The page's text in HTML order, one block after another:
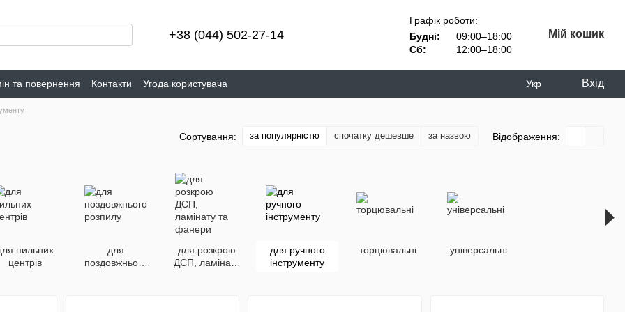
+38 (044) 502-27-14
Графік роботи:
Будні:
09:00–18:00
Сб:
12:00–18:00
Мій кошик
та повернення Контакти Угода користувача Укр Вхід
Сортування: за популярністю спочатку дешевше за назвою Відображення:
пильних
центрів
для
поздовжнього
для розкрою
ДСП, ламінату
для ручного
інструменту
торцювальні універсальні